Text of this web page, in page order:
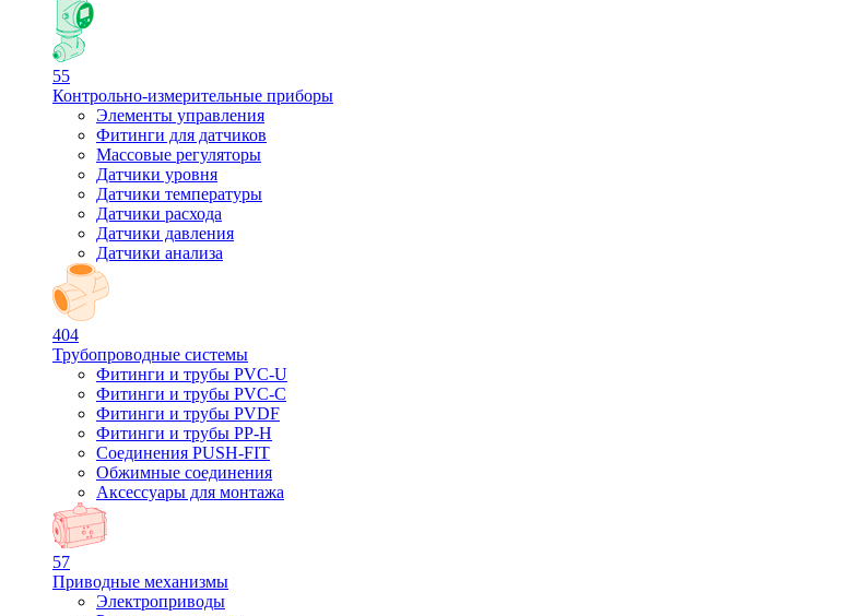
55
Контрольно-измерительные приборы
Элементы управления
Фитинги для датчиков
Массовые регуляторы
Датчики уровня
Датчики температуры
Датчики расхода
Датчики давления
Датчики анализа
404
Трубопроводные системы
Фитинги и трубы PVC-U
Фитинги и трубы PVC-C
Фитинги и трубы PVDF
Фитинги и трубы PP-H
Соединения PUSH-FIT
Обжимные соединения
Аксессуары для монтажа
57
Приводные механизмы
Электроприводы